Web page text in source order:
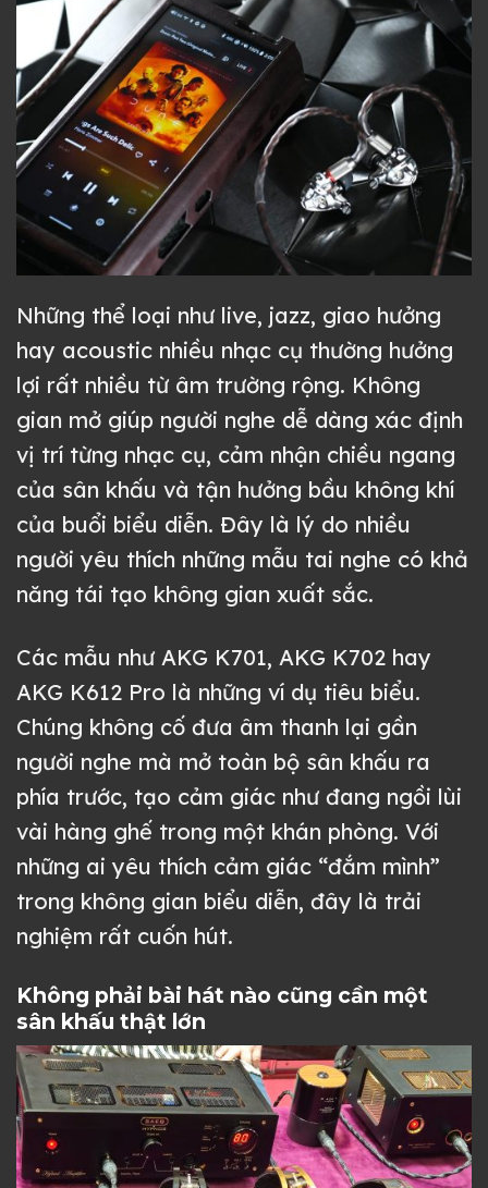
Những thể loại như live, jazz, giao hưởng
hay acoustic nhiều nhạc cụ thường hưởng
lợi rất nhiều từ âm trường rộng. Không
gian mở giúp người nghe dễ dàng xác định
vị trí từng nhạc cụ, cảm nhận chiều ngang
của sân khấu và tận hưởng bầu không khí
của buổi biểu diễn. Đây là lý do nhiều
người yêu thích những mẫu tai nghe có khả
năng tái tạo không gian xuất sắc.
Các mẫu như AKG K701, AKG K702 hay
AKG K612 Pro là những ví dụ tiêu biểu.
Chúng không cố đưa âm thanh lại gần
người nghe mà mở toàn bộ sân khấu ra
phía trước, tạo cảm giác như đang ngồi lùi
vài hàng ghế trong một khán phòng. Với
những ai yêu thích cảm giác “đắm mình”
trong không gian biểu diễn, đây là trải
nghiệm rất cuốn hút.
Không phải bài hát nào cũng cần một
sân khấu thật lớn